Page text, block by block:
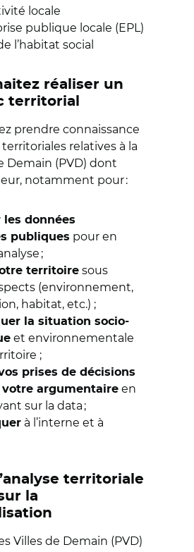
locale
publique locale (EPL)
l’habitat social
réaliser un
territorial
prendre connaissance
relatives à la
Demain (PVD) dont
notamment pour :
données
publiques pour en
;
territoire sous
(environnement,
habitat, etc.) ;
la situation socio-
et environnementale
;
prises de décisions
argumentaire en
sur la data ;
à l’interne et à
territoriale
la
Villes de Demain (PVD)